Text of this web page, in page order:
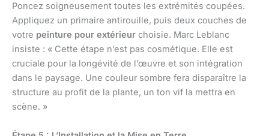
Poncez soigneusement toutes les extrémités coupées.
Appliquez un primaire antirouille, puis deux couches de
votre peinture pour extérieur choisie. Marc Leblanc
insiste : « Cette étape n’est pas cosmétique. Elle est
cruciale pour la longévité de l’œuvre et son intégration
dans le paysage. Une couleur sombre fera disparaître la
structure au profit de la plante, un ton vif la mettra en
scène. »